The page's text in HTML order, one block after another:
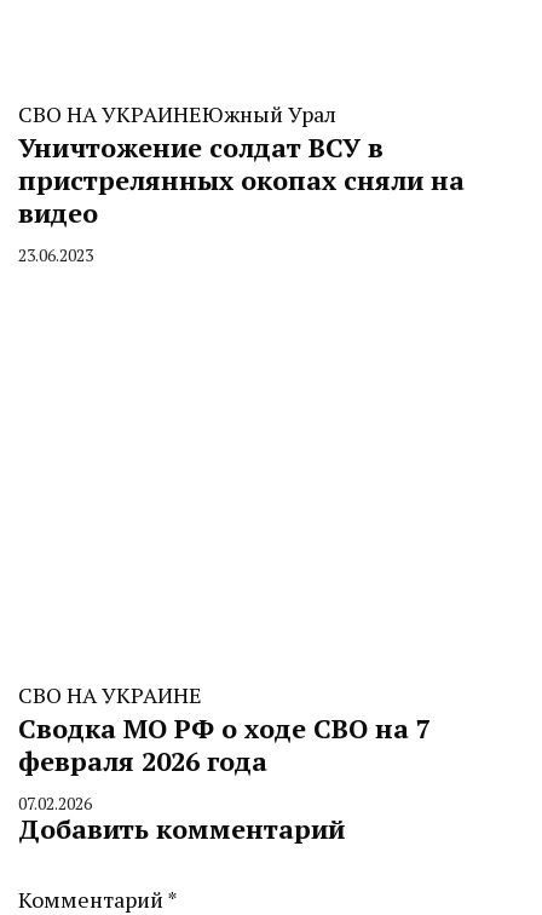
СВО НА УКРАИНЕЮжный Урал
Уничтожение солдат ВСУ в
пристрелянных окопах сняли на
видео
By
23.06.2023
СВО НА УКРАИНЕ
Сводка МО РФ о ходе СВО на 7
февраля 2026 года
By
CHELINDUSTRY
07.02.2026
Добавить комментарий
Комментарий *